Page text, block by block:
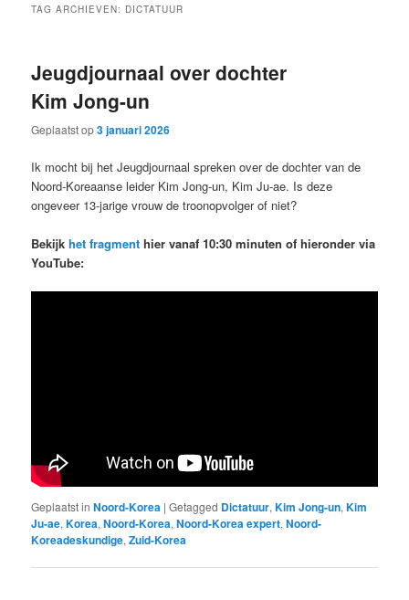
TAG ARCHIEVEN: DICTATUUR
Jeugdjournaal over dochter
Kim Jong-un
Geplaatst op3 januari 2026
Ik mocht bij het Jeugdjournaal spreken over de dochter van de
Noord-Koreaanse leider Kim Jong-un, Kim Ju-ae. Is deze
ongeveer 13-jarige vrouw de troonopvolger of niet?
Bekijkhet fragment hier vanaf 10:30 minuten of hieronder via
YouTube:
Geplaatst in Noord-Korea |Getagged Dictatuur,Kim Jong-un,Kim
Ju-ae,Korea,Noord-Korea,Noord-Korea expert,Noord-
Koreadeskundige,Zuid-Korea